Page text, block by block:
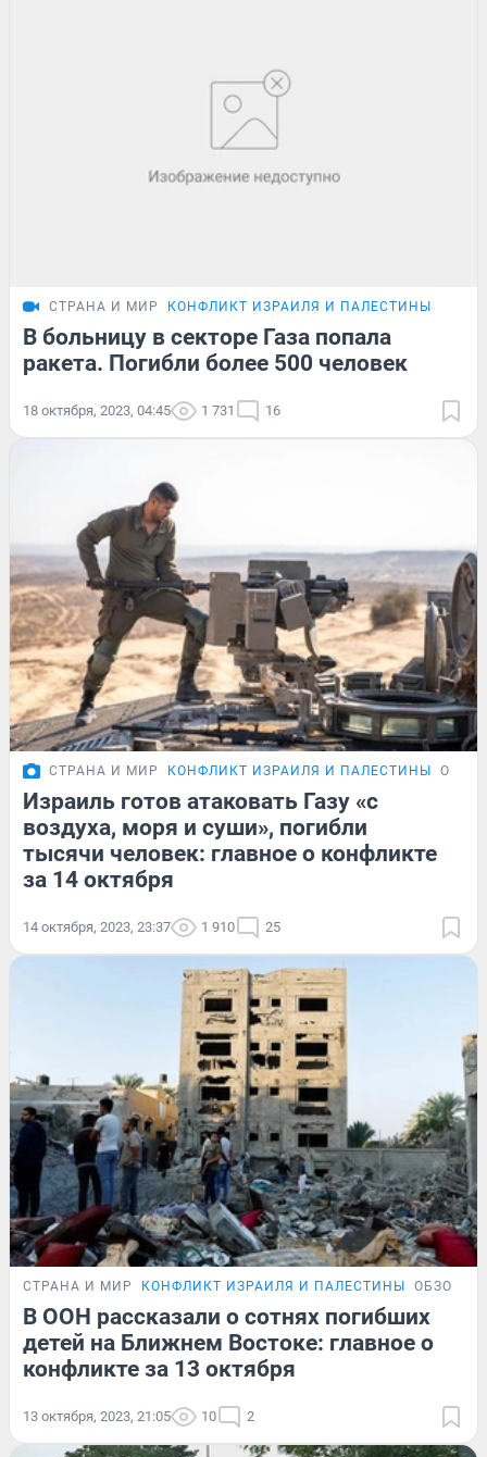
СТРАНА И МИР КОНФЛИКТ ИЗРАИЛЯ И ПАЛЕСТИНЫ
В больницу в секторе Газа попала
ракета. Погибли более 500 человек
18 октября, 2023, 04:45 1 731 16
СТРАНА И МИР КОНФЛИКТ ИЗРАИЛЯ И ПАЛЕСТИНЫ ОБЗОР
Израиль готов атаковать Газу «с
воздуха, моря и суши», погибли
тысячи человек: главное о конфликте
за 14 октября
14 октября, 2023, 23:37 1 910 25
СТРАНА И МИР КОНФЛИКТ ИЗРАИЛЯ И ПАЛЕСТИНЫ ОБЗОР
В ООН рассказали о сотнях погибших
детей на Ближнем Востоке: главное о
конфликте за 13 октября
13 октября, 2023, 21:05 10 2